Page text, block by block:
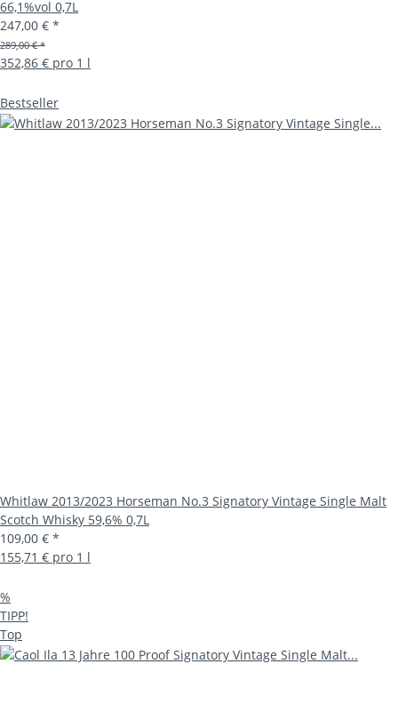
66,1%vol 0,7L
247,00 € *
289,00 € *
352,86 € pro 1 l
Bestseller
Whitlaw 2013/2023 Horseman No.3 Signatory Vintage Single Malt
Scotch Whisky 59,6% 0,7L
109,00 € *
155,71 € pro 1 l
%
TIPP!
Top